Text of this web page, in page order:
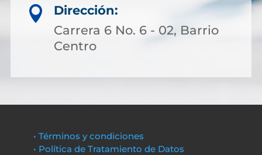

Dirección:
Carrera 6 No. 6 - 02, Barrio
Centro
• Términos y condiciones
• Política de Tratamiento de Datos